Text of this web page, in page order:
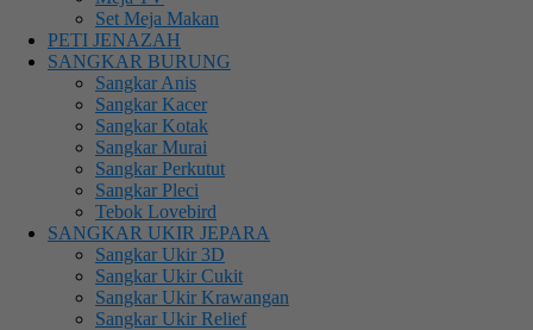
Set Meja Makan
PETI JENAZAH
SANGKAR BURUNG
Sangkar Anis
Sangkar Kacer
Sangkar Kotak
Sangkar Murai
Sangkar Perkutut
Sangkar Pleci
Tebok Lovebird
SANGKAR UKIR JEPARA
Sangkar Ukir 3D
Sangkar Ukir Cukit
Sangkar Ukir Krawangan
Sangkar Ukir Relief